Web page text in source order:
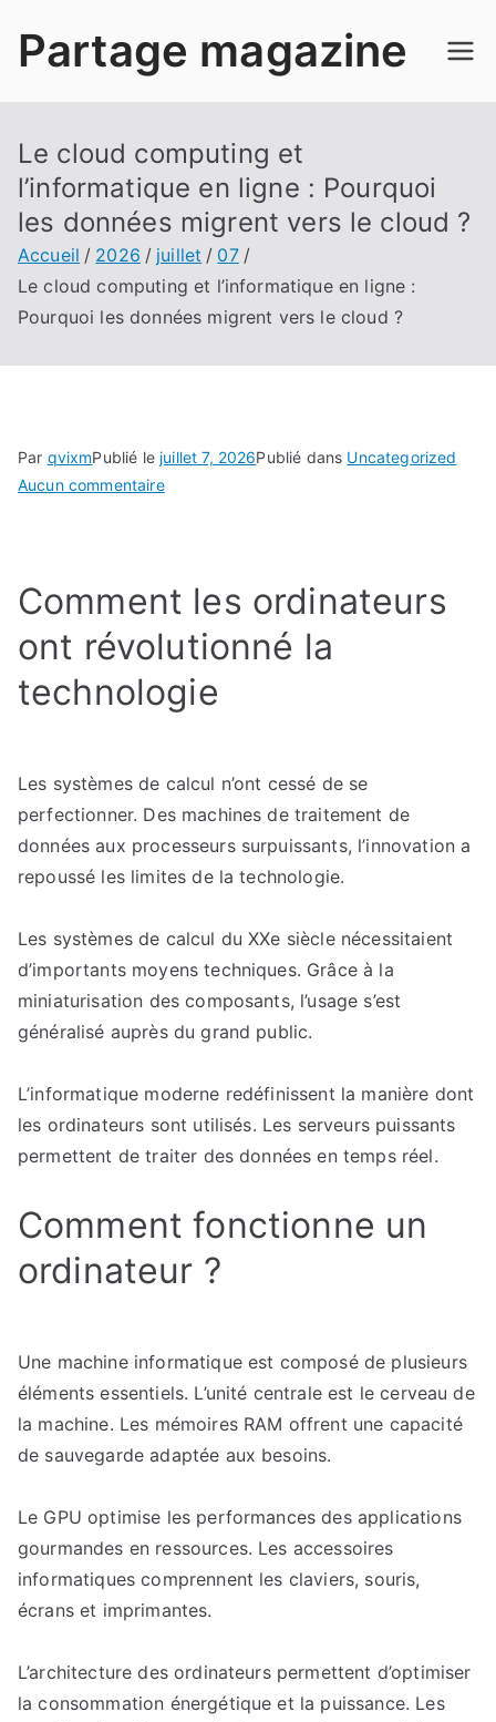
Partage magazine
Le cloud computing et
l’informatique en ligne : Pourquoi
les données migrent vers le cloud ?
Accueil 2026 juillet
07
Le cloud computing et l’informatique en ligne :
Pourquoi les données migrent vers le cloud ?
Par qvixmPublié le juillet 7, 2026Publié dans Uncategorized
Aucun commentairesur
et
en
ligne
:
données
migrent
vers
le
Comment les ordinateurs
ont révolutionné la
technologie
Les systèmes de calcul n’ont cessé de se
perfectionner. Des machines de traitement de
données aux processeurs surpuissants, l’innovation a
repoussé les limites de la technologie.
Les systèmes de calcul du XXe siècle nécessitaient
d’importants moyens techniques. Grâce à la
miniaturisation des composants, l’usage s’est
généralisé auprès du grand public.
L’informatique moderne redéfinissent la manière dont
les ordinateurs sont utilisés. Les serveurs puissants
permettent de traiter des données en temps réel.
Comment fonctionne un
ordinateur ?
Une machine informatique est composé de plusieurs
éléments essentiels. L’unité centrale est le cerveau de
la machine. Les mémoires RAM offrent une capacité
de sauvegarde adaptée aux besoins.
Le GPU optimise les performances des applications
gourmandes en ressources. Les accessoires
informatiques comprennent les claviers, souris,
écrans et imprimantes.
L’architecture des ordinateurs permettent d’optimiser
la consommation énergétique et la puissance. Les